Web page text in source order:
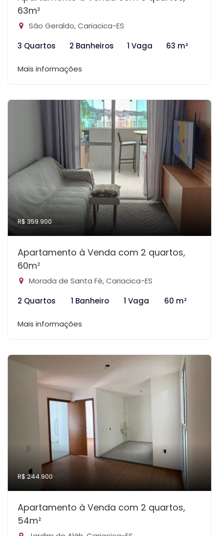
63m²
São Geraldo, Cariacica-ES
3 Quartos
2 Banheiros 1 Vaga 63 m²
Mais informações
R$ 359.900
Apartamento à Venda com 2 quartos,
60m²
Morada de Santa Fé, Cariacica-ES
2 Quartos
1 Banheiro 1 Vaga 60 m²
Mais informações
R$ 244.900
Apartamento à Venda com 2 quartos,
54m²